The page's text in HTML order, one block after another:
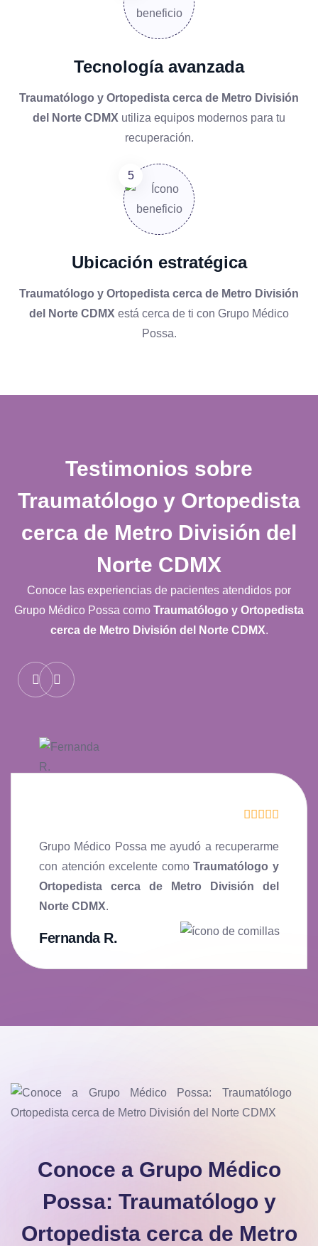
Tecnología avanzada
Traumatólogo y Ortopedista cerca de Metro División
del Norte CDMX utiliza equipos modernos para tu
recuperación.
Ubicación estratégica
Traumatólogo y Ortopedista cerca de Metro División
del Norte CDMX está cerca de ti con Grupo Médico
Possa.
Testimonios sobre
Traumatólogo y Ortopedista
cerca de Metro División del
Norte CDMX
Conoce las experiencias de pacientes atendidos por
Grupo Médico Possa como Traumatólogo y Ortopedista
cerca de Metro División del Norte CDMX.
Grupo Médico Possa me ayudó a recuperarme
con atención excelente comoTraumatólogo y
Ortopedista cerca de Metro División del
Norte CDMX.
Fernanda R.
Conoce a Grupo Médico
Possa: Traumatólogo y
Ortopedista cerca de Metro